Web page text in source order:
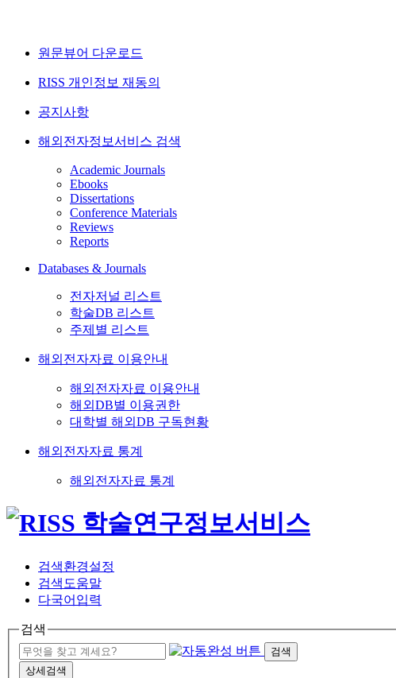
원문뷰어 다운로드
RISS 개인정보 재동의
공지사항
해외전자정보서비스 검색
Academic Journals
Ebooks
Dissertations
Conference Materials
Reviews
Reports
Databases & Journals
전자저널 리스트
학술DB 리스트
주제별 리스트
해외전자자료 이용안내
해외전자자료 이용안내
해외DB별 이용권한
대학별 해외DB 구독현황
해외전자자료 통계
해외전자자료 통계
검색환경설정
검색도움말
다국어입력
검색
검색
상세검색